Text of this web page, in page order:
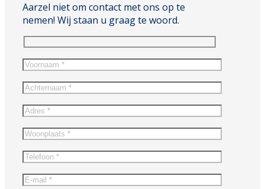
Aarzel niet om contact met ons op te
nemen! Wij staan u graag te woord.